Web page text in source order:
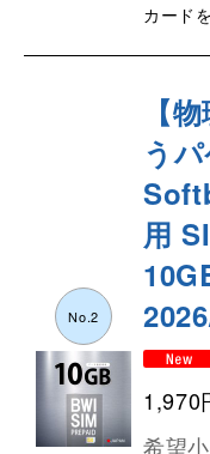
カード
No.2
【
う
用
1,970
希望